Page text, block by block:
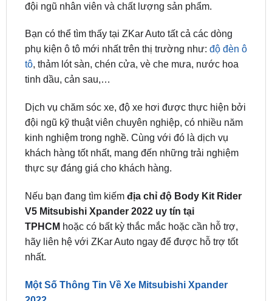
đội ngũ nhân viên và chất lượng sản phẩm.
Bạn có thể tìm thấy tại ZKar Auto tất cả các dòng
phụ kiện ô tô mới nhất trên thị trường như: độ đèn ô
tô, thảm lót sàn, chén cửa, vè che mưa, nước hoa
tinh dầu, cản sau,…
Dịch vụ chăm sóc xe, độ xe hơi được thực hiện bởi
đội ngũ kỹ thuật viên chuyên nghiệp, có nhiều năm
kinh nghiệm trong nghề. Cùng với đó là dịch vụ
khách hàng tốt nhất, mang đến những trải nghiệm
thực sự đáng giá cho khách hàng.
Nếu bạn đang tìm kiếm địa chỉ độ Body Kit Rider
V5 Mitsubishi Xpander 2022 uy tín tại
TPHCM hoặc có bất kỳ thắc mắc hoặc cần hỗ trợ,
hãy liên hệ với ZKar Auto ngay để được hỗ trợ tốt
nhất.
Một Số Thông Tin Về Xe Mitsubishi Xpander